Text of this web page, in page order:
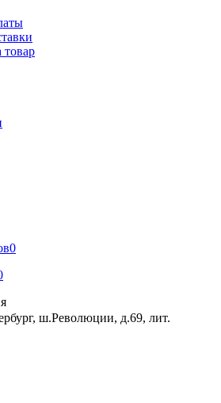
товар
0
ш.Революции, д.69, лит.